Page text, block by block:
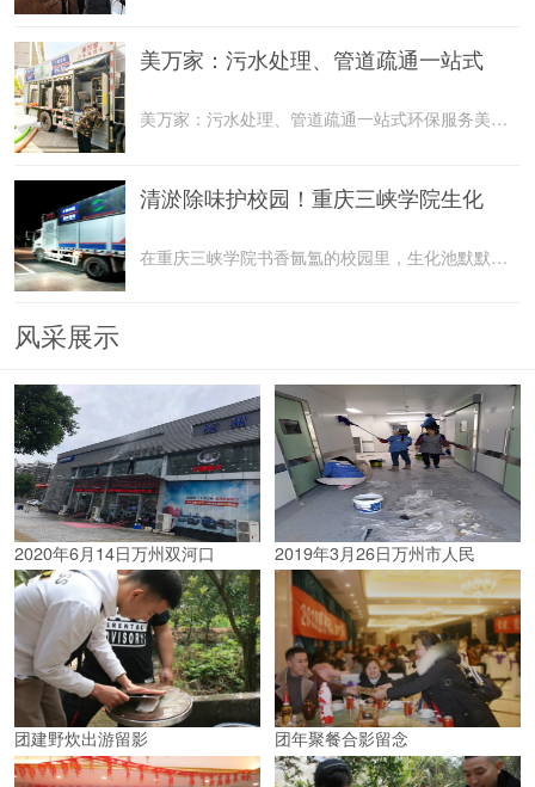
美万家：污水处理、管道疏通一站式
美万家：污水处理、管道疏通一站式环保服务美万家公司，
清淤除味护校园！重庆三峡学院生化
在重庆三峡学院书香氤氲的校园里，生化池默默承载着污水
风采展示
2020年6月14日万州双河口 2019年3月26日万州市人民
团建野炊出游留影 团年聚餐合影留念